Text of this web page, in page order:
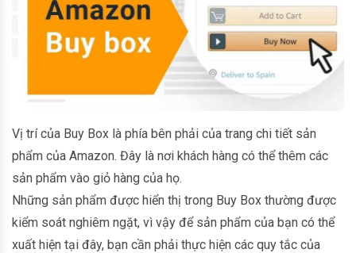
Vị trí của Buy Box là phía bên phải của trang chi tiết sản
phẩm của Amazon. Đây là nơi khách hàng có thể thêm các
sản phẩm vào giỏ hàng của họ.
Những sản phẩm được hiển thị trong Buy Box thường được
kiểm soát nghiêm ngặt, vì vậy để sản phẩm của bạn có thể
xuất hiện tại đây, bạn cần phải thực hiện các quy tắc của